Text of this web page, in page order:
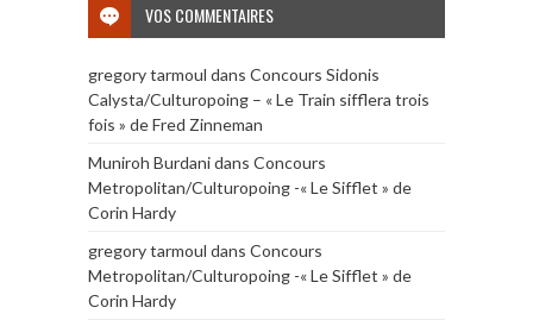
VOS COMMENTAIRES
gregory tarmoul dans Concours Sidonis
Calysta/Culturopoing – « Le Train sifflera trois
fois » de Fred Zinneman
Muniroh Burdanidans Concours
Metropolitan/Culturopoing -« Le Sifflet » de
Corin Hardy
gregory tarmoul dans Concours
Metropolitan/Culturopoing -« Le Sifflet » de
Corin Hardy